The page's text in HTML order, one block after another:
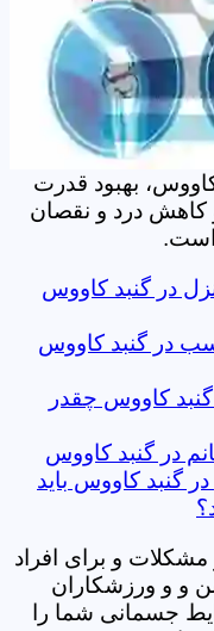
بهبود قدرت
درد و نقصان
است.
در گنبد کاووس
در گنبد کاووس
گنبد کاووس چقدر
در گنبد کاووس
گنبد کاووس باید
مشکلات و برای افراد
و و ورزشکاران
جسمانی شما را